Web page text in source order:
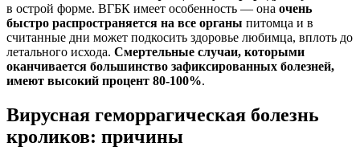
в острой форме. ВГБК имеет особенность — она очень
быстро распространяется на все органы питомца и в
считанные дни может подкосить здоровье любимца, вплоть до
летального исхода. Смертельные случаи, которыми
оканчивается большинство зафиксированных болезней,
имеют высокий процент 80-100%.
Вирусная геморрагическая болезнь
кроликов: причины